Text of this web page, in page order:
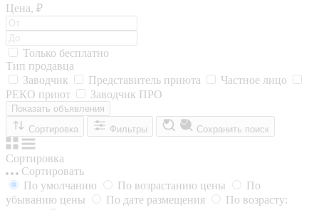
Цена, ₽
Только бесплатно
Тип продавца
Заводчик
Представитель приюта
Частное лицо
РЕКО приют
Заводчик ПРО
Показать объявления
Сортировка
Фильтры Сохранить поиск
Сортировка
Сортировать
По умолчанию
По возрастанию цены
По
убыванию цены
По дате размещения
По возрасту: